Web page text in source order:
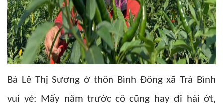
Bà Lê Thị Sương ở thôn Bình Đông xã Trà Bình
vui vẻ: Mấy năm trước cô cũng hay đi hái ớt,